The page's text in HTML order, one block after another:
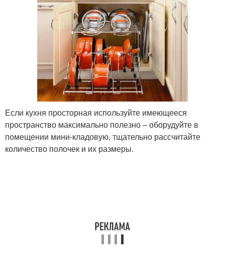
Если кухня просторная используйте имеющееся
пространство максимально полезно – оборудуйте в
помещении мини-кладовую, тщательно рассчитайте
количество полочек и их размеры.